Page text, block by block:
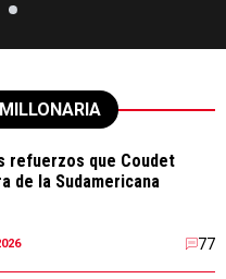
refuerzos que Coudet
de la Sudamericana
77